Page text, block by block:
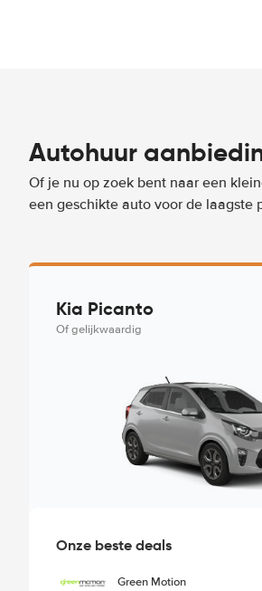
Autohuur
Of je nu op zoek bent naar een
een geschikte auto voor de laagste
Kia Picanto
Of gelijkwaardig
Onze beste deals
Green Motion